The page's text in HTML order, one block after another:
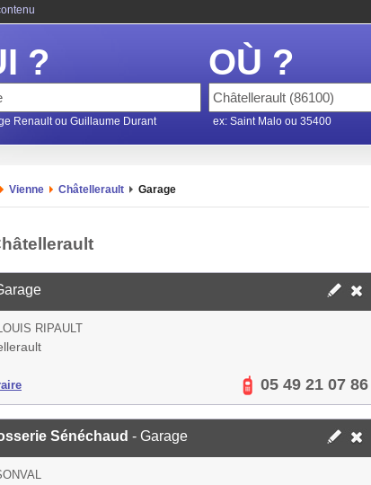
?
Renault ou Guillaume Durant
OÙ ?
ex: Saint Malo ou 35400
Vienne Châtellerault Garage
RIPAULT
05 49 21 07 86
Sénéchaud - Garage